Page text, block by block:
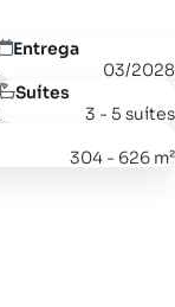
Entrega
03/2028
Suítes
3 - 5 suítes
304 - 626 m²